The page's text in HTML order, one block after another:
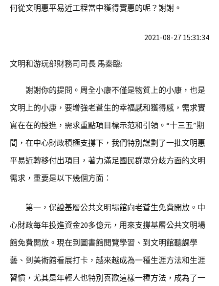
何從文明惠平易近工程當中獲得實惠的呢？謝謝。
2021-08-27 15:31:34
文明和游玩部財務司司長 馬秦臨:
謝謝你的提問。周全小康不僅是物質上的小康，也是
文明上的小康，要增強老蒼生的幸福感和獲得感，需求實
實在在的投進，需求重點項目標示范和引領。“十三五”期
間，在中心財政積極支撐下，我們特別謀劃了一批文明惠
平易近轉移付出項目，著力滿足國民群眾分歧方面的文明
需求，重要是以下幾個方面：
第一，保證基層公共文明場館向老蒼生免費開放。中
心財政每年投進資金20多億元，用來支撐基層公共文明場
館免費開放。現在到圖書館閱覽學習、到文明館聽課學
藝、到美術館看展打卡，越來越成為一種生涯方法和生涯
習慣，尤其是年輕人也特別喜歡這樣一種方法，成為了一